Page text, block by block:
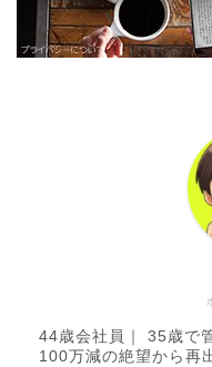
44歳会社員｜ 35歳で
100万減の絶望から再